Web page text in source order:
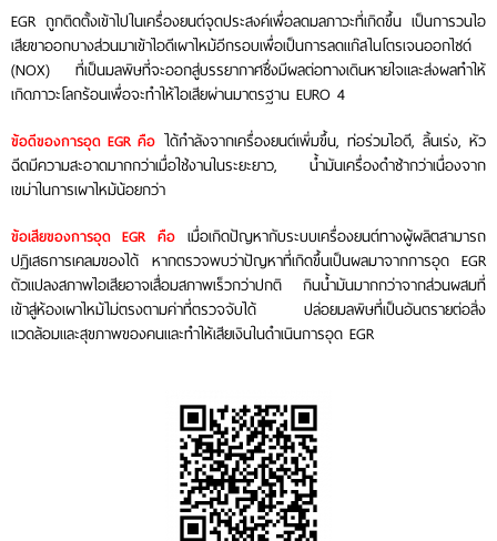
EGR ถูกติดตั้งเข้าไปในเครื่องยนต์จุดประสงค์เพื่อลดมลภาวะที่เกิดขึ้น เป็นการวนไอ
เสียขาออกบางส่วนมาเข้าไอดีเผาไหม้อีกรอบเพื่อเป็นการลดแก๊สไนโตรเจนออกไซด์
(NOX) ที่เป็นมลพิษที่จะออกสู่บรรยากาศซึ่งมีผลต่อทางเดินหายใจและส่งผลทำให้
เกิดภาวะโลกร้อนเพื่อจะทำให้ไอเสียผ่านมาตรฐาน EURO 4
ข้อดีของการอุด EGR คือ ได้กำลังจากเครื่องยนต์เพิ่มขึ้น, ท่อร่วมไอดี, ลิ้นเร่ง, หัว
ฉีดมีความสะอาดมากกว่าเมื่อใช้งานในระยะยาว, น้ำมันเครื่องดำช้ากว่าเนื่องจาก
เขม่าในการเผาไหม้น้อยกว่า
ข้อเสียของการอุด EGR คือเมื่อเกิดปัญหากับระบบเครื่องยนต์ทางผู้ผลิตสามารถ
ปฏิเสธการเคลมของได้ หากตรวจพบว่าปัญหาที่เกิดขึ้นเป็นผลมาจากการอุด EGR
ตัวแปลงสภาพไอเสียอาจเสื่อมสภาพเร็วกว่าปกติ กินน้ำมันมากกว่าจากส่วนผสมที่
เข้าสู่ห้องเผาไหม้ไม่ตรงตามค่าที่ตรวจจับได้ ปล่อยมลพิษที่เป็นอันตรายต่อสิ่ง
แวดล้อมและสุขภาพของคนและทำให้เสียเงินในดำเนินการอุด EGR